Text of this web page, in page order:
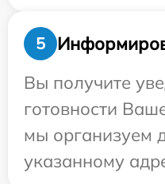
5
Вы получите
готовности
мы организуем
указанному